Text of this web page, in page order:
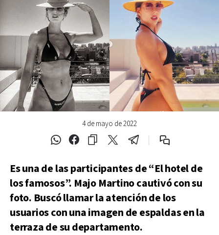
4 de mayo de 2022
Es una de las participantes de “El hotel de
los famosos”. Majo Martino cautivó con su
foto. Buscó llamar la atención de los
usuarios con una imagen de espaldas en la
terraza de su departamento.